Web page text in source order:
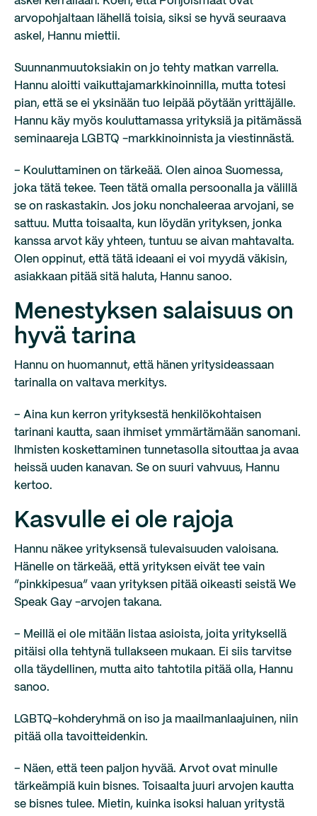
arvopohjaltaan lähellä toisia, siksi se hyvä seuraava
askel, Hannu miettii.
Suunnanmuutoksiakin on jo tehty matkan varrella.
Hannu aloitti vaikuttajamarkkinoinnilla, mutta totesi
pian, että se ei yksinään tuo leipää pöytään yrittäjälle.
Hannu käy myös kouluttamassa yrityksiä ja pitämässä
seminaareja LGBTQ -markkinoinnista ja viestinnästä.
– Kouluttaminen on tärkeää. Olen ainoa Suomessa,
joka tätä tekee. Teen tätä omalla persoonalla ja välillä
se on raskastakin. Jos joku nonchaleeraa arvojani, se
sattuu. Mutta toisaalta, kun löydän yrityksen, jonka
kanssa arvot käy yhteen, tuntuu se aivan mahtavalta.
Olen oppinut, että tätä ideaani ei voi myydä väkisin,
asiakkaan pitää sitä haluta, Hannu sanoo.
Menestyksen salaisuus on
hyvä tarina
Hannu on huomannut, että hänen yritysideassaan
tarinalla on valtava merkitys.
– Aina kun kerron yrityksestä henkilökohtaisen
tarinani kautta, saan ihmiset ymmärtämään sanomani.
Ihmisten koskettaminen tunnetasolla sitouttaa ja avaa
heissä uuden kanavan. Se on suuri vahvuus, Hannu
kertoo.
Kasvulle ei ole rajoja
Hannu näkee yrityksensä tulevaisuuden valoisana.
Hänelle on tärkeää, että yrityksen eivät tee vain
”pinkkipesua” vaan yrityksen pitää oikeasti seistä We
Speak Gay -arvojen takana.
– Meillä ei ole mitään listaa asioista, joita yrityksellä
pitäisi olla tehtynä tullakseen mukaan. Ei siis tarvitse
olla täydellinen, mutta aito tahtotila pitää olla, Hannu
sanoo.
LGBTQ-kohderyhmä on iso ja maailmanlaajuinen, niin
pitää olla tavoitteidenkin.
– Näen, että teen paljon hyvää. Arvot ovat minulle
tärkeämpiä kuin bisnes. Toisaalta juuri arvojen kautta
se bisnes tulee. Mietin, kuinka isoksi haluan yritystä